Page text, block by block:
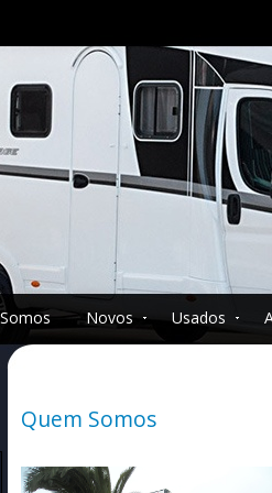
Novos Usados
Quem Somos